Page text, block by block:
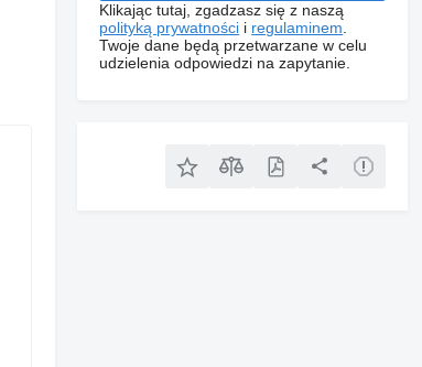
Klikając tutaj, zgadzasz się z naszą
polityką prywatności i regulaminem
Twoje dane będą przetwarzane w celu
udzielenia odpowiedzi na zapytanie.